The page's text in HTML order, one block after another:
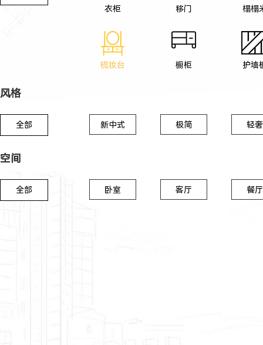
衣柜
移门 榻榻
梳妆台 橱柜 护墙
风格
全部 新中式 极简 轻奢
空间
全部 卧室 客厅 餐厅